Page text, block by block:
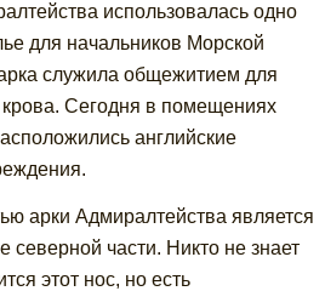
использовалась одно
для начальников Морской
служила общежитием для
Сегодня в помещениях
английские
арки Адмиралтейства является
северной части. Никто не знает
этот нос, но есть